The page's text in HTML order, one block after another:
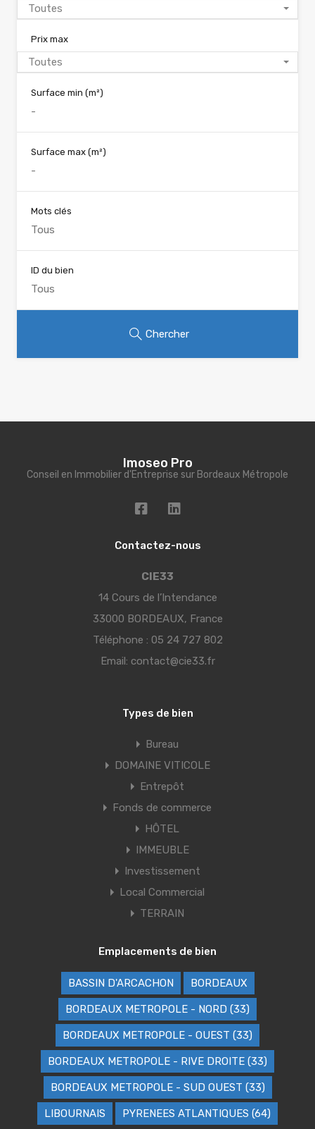
Toutes
Prix max
Toutes
Surface min (m²)
Surface max (m²)
Mots clés
ID du bien
Chercher
Imoseo Pro
Conseil en Immobilier d'Entreprise sur Bordeaux Métropole
Contactez-nous
CIE33
14 Cours de l’Intendance
33000 BORDEAUX, France
Téléphone : 05 24 727 802
Email: contact@cie33.fr
Types de bien
Bureau
DOMAINE VITICOLE
Entrepôt
Fonds de commerce
HÔTEL
IMMEUBLE
Investissement
Local Commercial
TERRAIN
Emplacements de bien
BASSIN D'ARCACHON BORDEAUX
BORDEAUX METROPOLE - NORD (33)
BORDEAUX METROPOLE - OUEST (33)
BORDEAUX METROPOLE - RIVE DROITE (33)
BORDEAUX METROPOLE - SUD OUEST (33)
LIBOURNAIS PYRENEES ATLANTIQUES (64)